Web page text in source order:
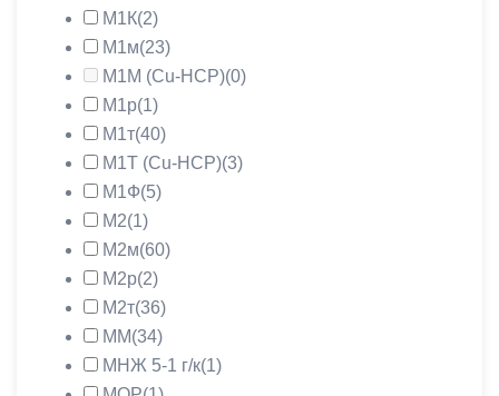
М1К(2)
М1м(23)
М1М (Cu-HCP)(0)
М1р(1)
М1т(40)
М1Т (Cu-HCP)(3)
М1Ф(5)
М2(1)
М2м(60)
М2р(2)
М2т(36)
ММ(34)
МНЖ 5-1 г/к(1)